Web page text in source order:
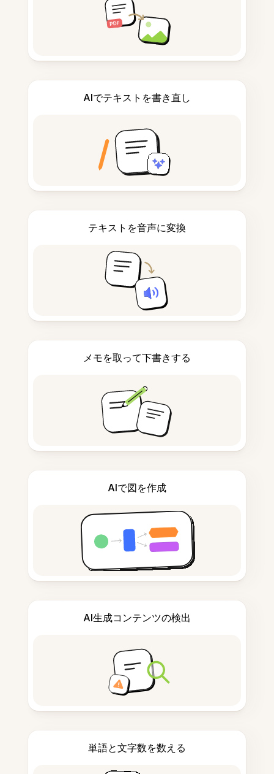
AIでテキストを書き直し
テキストを音声に変換
メモを取って下書きする
AIで図を作成
AI生成コンテンツの検出
単語と文字数を数える